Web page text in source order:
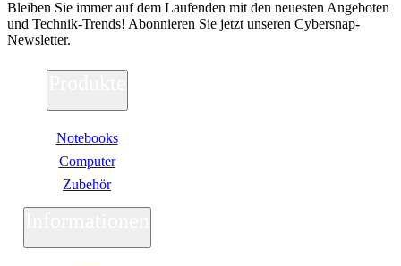
Notebooks
Computer
Zubehör
Bleiben Sie immer auf dem Laufenden mit den neuesten Angeboten
und Technik-Trends! Abonnieren Sie jetzt unseren Cybersnap-
Newsletter.